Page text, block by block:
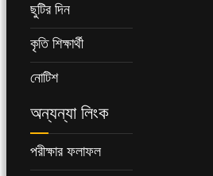
ছুটির দিন
কৃতি শিক্ষার্থী
নোটিশ
অন্যন্যা লিংক
পরীক্ষার ফলাফল